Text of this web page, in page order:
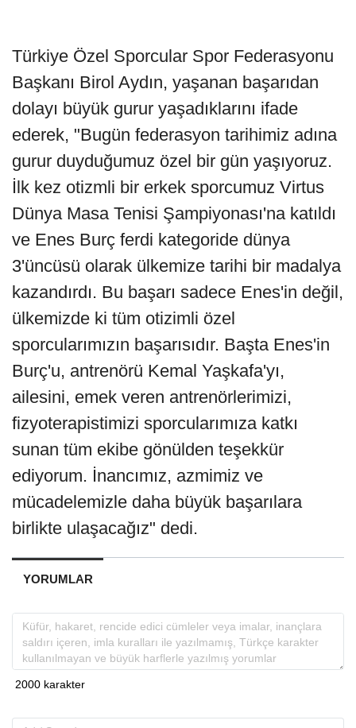
Türkiye Özel Sporcular Spor Federasyonu
Başkanı Birol Aydın, yaşanan başarıdan
dolayı büyük gurur yaşadıklarını ifade
ederek, "Bugün federasyon tarihimiz adına
gurur duyduğumuz özel bir gün yaşıyoruz.
İlk kez otizmli bir erkek sporcumuz Virtus
Dünya Masa Tenisi Şampiyonası'na katıldı
ve Enes Burç ferdi kategoride dünya
3'üncüsü olarak ülkemize tarihi bir madalya
kazandırdı. Bu başarı sadece Enes'in değil,
ülkemizde ki tüm otizimli özel
sporcularımızın başarısıdır. Başta Enes'in
Burç'u, antrenörü Kemal Yaşkafa'yı,
ailesini, emek veren antrenörlerimizi,
fizyoterapistimizi sporcularımıza katkı
sunan tüm ekibe gönülden teşekkür
ediyorum. İnancımız, azmimiz ve
mücadelemizle daha büyük başarılara
birlikte ulaşacağız" dedi.
YORUMLAR